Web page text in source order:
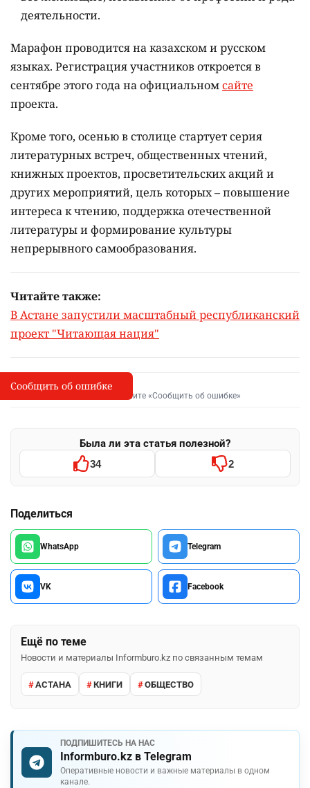
деятельности.
Марафон проводится на казахском и русском
языках. Регистрация участников откроется в
сентябре этого года на официальномсайте
проекта.
Кроме того, осенью в столице стартует серия
литературных встреч, общественных чтений,
книжных проектов, просветительских акций и
других мероприятий, цель которых –повышение
интереса к чтению, поддержка отечественной
литературы и формирование культуры
непрерывного самообразования.
Читайте также:
В Астане запустили масштабный республиканский
проект "Читающая нация"
I
Сообщить об опечатке
Выделите фрагмент и нажмите «Сообщить об ошибке»
Была ли эта статья полезной?
34 2
Поделиться
WhatsApp Telegram
VK Facebook
Ещё по теме
Новости и материалы Informburo.kz по связанным темам
АСТАНА КНИГИ ОБЩЕСТВО
ПОДПИШИТЕСЬ НА НАС
Informburo.kz в Telegram
Оперативные новости и важные материалы в одном
канале.
Сообщить об ошибке